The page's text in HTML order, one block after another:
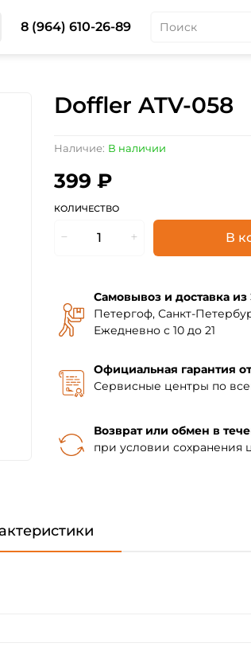
8 (964) 610-26-89
Наличие: В наличии
Doffler ATV-058
399 ₽
КОЛИЧЕСТВО
В
Самовывоз и доставка
Петергоф, Санкт-
Ежедневно с 10 до 21
Официальная гарантия
Сервисные центры по
Возврат или обмен в
при условии сохранения